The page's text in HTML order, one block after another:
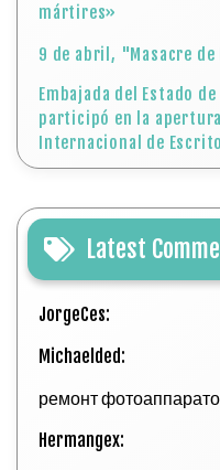
mártires»
9 de abril, "Masacre de
Embajada del Estado
participó en la
Internacional de
Latest
JorgeCes:
Michaelded:
ремонт
Hermangex: